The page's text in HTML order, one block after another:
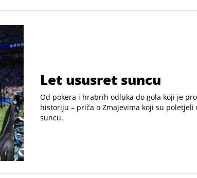
Let ususret suncu
Od pokera i hrabrih odluka do gola koji je
historiju – priča o Zmajevima koji su poletjeli
suncu.